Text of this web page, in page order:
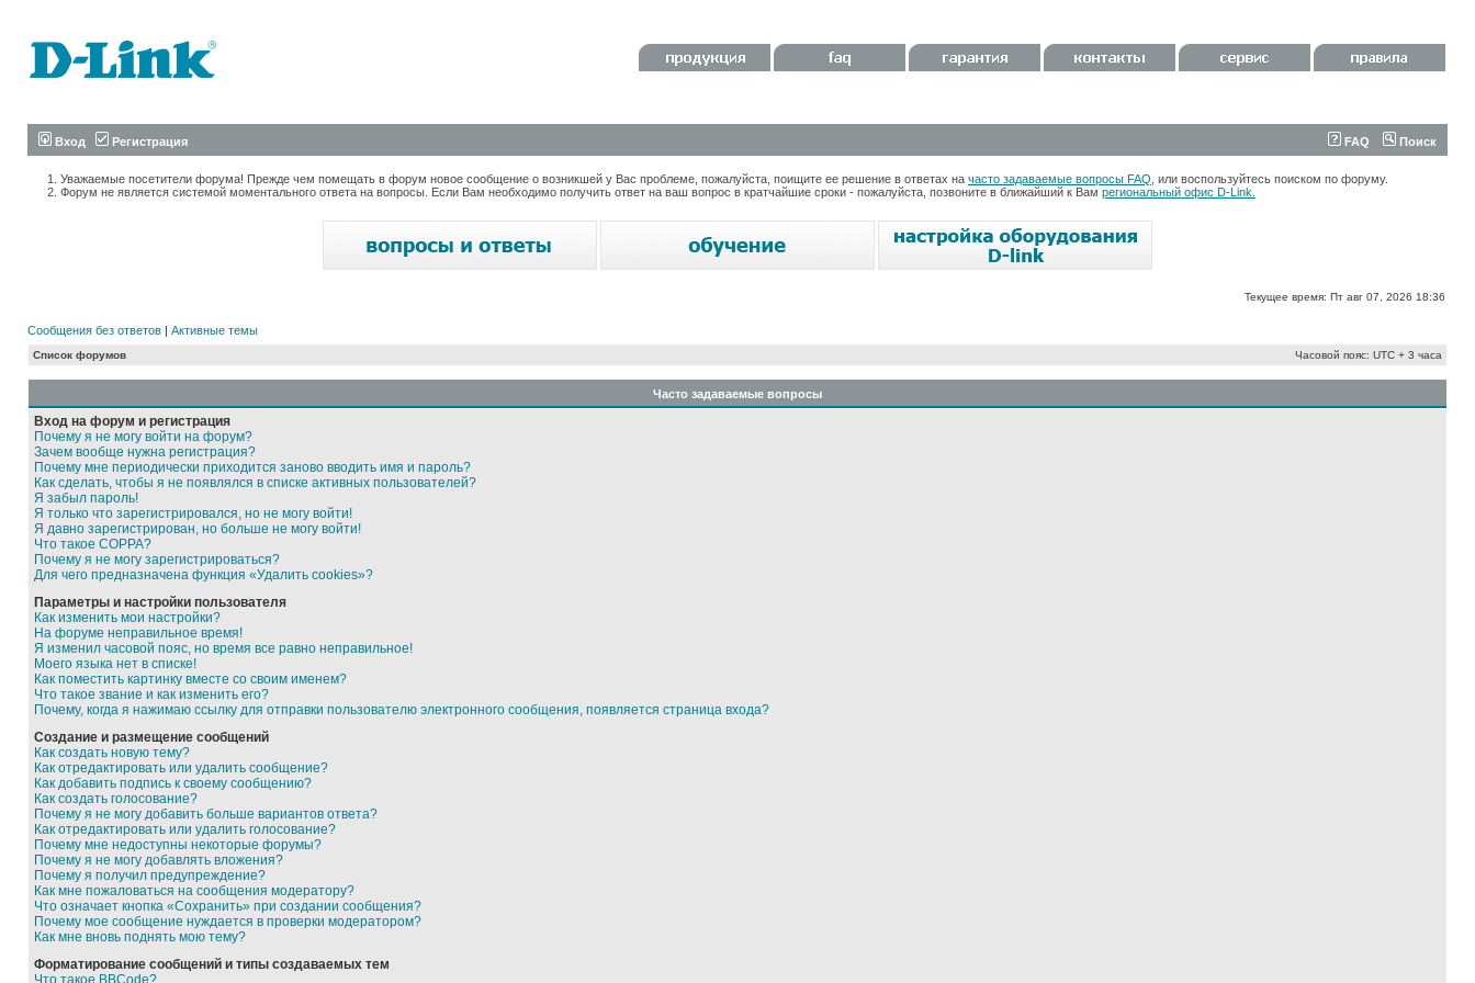
Вход Регистрация FAQ Поиск
Уважаемые посетители форума! Прежде чем помещать в форум новое сообщение о возникшей у Вас проблеме, пожалуйста, поищите ее решение в ответах на часто задаваемые вопросы FAQ , или воспользуйтесь поиском по форуму.
Форум не является системой моментального ответа на вопросы. Если Вам необходимо получить ответ на ваш вопрос в кратчайшие сроки - пожалуйста, позвоните в ближайший к Вам региональный офис D-Link.
Текущее время: Пт авг 07, 2026 18:36
Сообщения без ответов | Активные темы
Список форумов Часовой пояс: UTC + 3 часа
Часто задаваемые вопросы
Вход на форум и регистрация
Почему я не могу войти на форум?
Зачем вообще нужна регистрация?
Почему мне периодически приходится заново вводить имя и пароль?
Как сделать, чтобы я не появлялся в списке активных пользователей?
Я забыл пароль!
Я только что зарегистрировался, но не могу войти!
Я давно зарегистрирован, но больше не могу войти!
Что такое COPPA?
Почему я не могу зарегистрироваться?
Для чего предназначена функция «Удалить cookies»?
Параметры и настройки пользователя
Как изменить мои настройки?
На форуме неправильное время!
Я изменил часовой пояс, но время все равно неправильное!
Моего языка нет в списке!
Как поместить картинку вместе со своим именем?
Что такое звание и как изменить его?
Почему, когда я нажимаю ссылку для отправки пользователю электронного сообщения, появляется страница входа?
Создание и размещение сообщений
Как создать новую тему?
Как отредактировать или удалить сообщение?
Как добавить подпись к своему сообщению?
Как создать голосование?
Почему я не могу добавить больше вариантов ответа?
Как отредактировать или удалить голосование?
Почему мне недоступны некоторые форумы?
Почему я не могу добавлять вложения?
Почему я получил предупреждение?
Как мне пожаловаться на сообщения модератору?
Что означает кнопка «Сохранить» при создании сообщения?
Почему мое сообщение нуждается в проверки модератором?
Как мне вновь поднять мою тему?
Форматирование сообщений и типы создаваемых тем
Что такое BBCode?